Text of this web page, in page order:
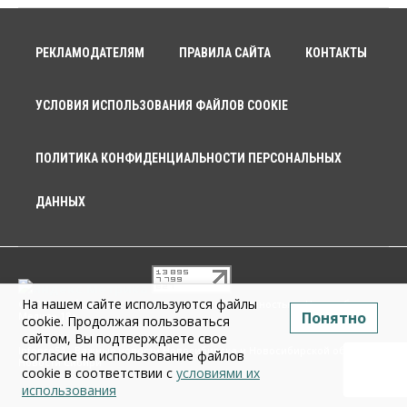
РЕКЛАМОДАТЕЛЯМ ПРАВИЛА САЙТА КОНТАКТЫ
УСЛОВИЯ ИСПОЛЬЗОВАНИЯ ФАЙЛОВ COOKIE
ПОЛИТИКА КОНФИДЕНЦИАЛЬНОСТИ ПЕРСОНАЛЬНЫХ
ДАННЫХ
© 2026 г. Общество с ограниченной ответственностью «Новосибирск
Медиа» 18+
Infopro54 - Важные новости Новосибирска и Новосибирской области.
Новости Сибири
На нашем сайте используются файлы
cookie. Продолжая пользоваться
сайтом, Вы подтверждаете свое
согласие на использование файлов
cookie в соответствии с условиями их
использования
Понятно